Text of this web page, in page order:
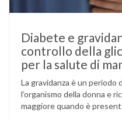
Diabete e
controllo della
per la salute di
La gravidanza è un
l’organismo della donna e
maggiore quando è